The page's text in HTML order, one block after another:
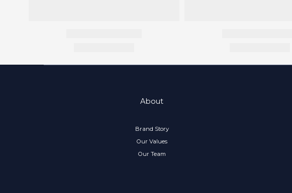
About
Brand Story
Our Values
Our Team